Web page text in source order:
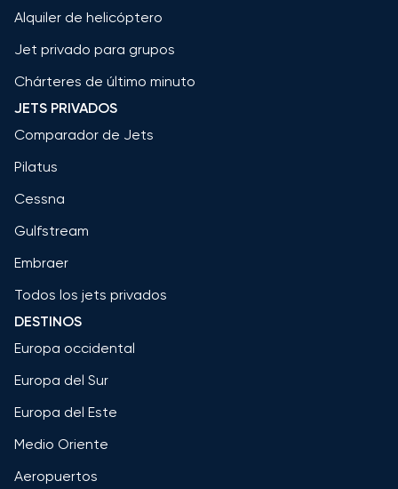
Alquiler de helicóptero
Jet privado para grupos
Chárteres de último minuto
JETS PRIVADOS
Comparador de Jets
Pilatus
Cessna
Gulfstream
Embraer
Todos los jets privados
DESTINOS
Europa occidental
Europa del Sur
Europa del Este
Medio Oriente
Aeropuertos